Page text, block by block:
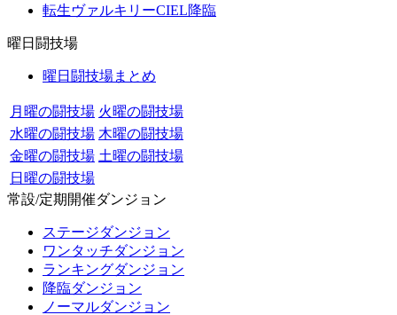
転生ヴァルキリーCIEL降臨
曜日闘技場
曜日闘技場まとめ
月曜の闘技場 火曜の闘技場
水曜の闘技場 木曜の闘技場
金曜の闘技場 土曜の闘技場
日曜の闘技場
常設/定期開催ダンジョン
ステージダンジョン
ワンタッチダンジョン
ランキングダンジョン
降臨ダンジョン
ノーマルダンジョン